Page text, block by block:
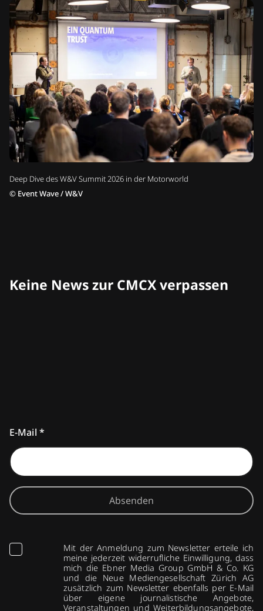
Deep Dive des W&V Summit 2026 in der Motorworld
© Event Wave / W&V
Keine News zur CMCX verpassen
E-Mail *
Absenden
Mit der Anmeldung zum Newsletter erteile ich
meine jederzeit widerrufliche Einwilligung, dass
mich die Ebner Media Group GmbH & Co. KG
und die Neue Mediengesellschaft Zürich AG
zusätzlich zum Newsletter ebenfalls per E-Mail
über eigene journalistische Angebote,
Veranstaltungen und Weiterbildungsangebote,